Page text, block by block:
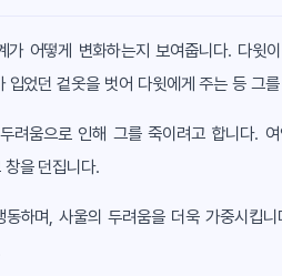
가 어떻게 변화하는지 보여줍니다. 다
었던 겉옷을 벗어 다윗에게 주는 등 그
려움으로 인해 그를 죽이려고 합니다.
을 던집니다.
하며, 사울의 두려움을 더욱 가중시킵